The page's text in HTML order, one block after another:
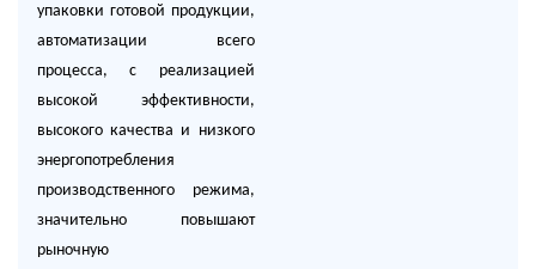
упаковки готовой продукции,
автоматизации всего
процесса, с реализацией
высокой эффективности,
высокого качества и низкого
энергопотребления
производственного режима,
значительно повышают
рыночную